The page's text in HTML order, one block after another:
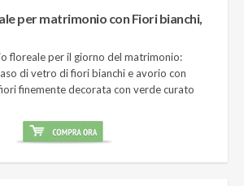
per matrimonio con Fiori bianchi,
floreale per il giorno del matrimonio:
di vetro di fiori bianchi e avorio con
finemente decorata con verde curato